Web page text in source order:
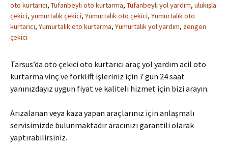
oto kurtarıcı, Tufanbeyli oto kurtarma, Tufanbeyli yol yardım, ulukışla
çekici, yumurtalık çekici, Yumurtalık oto çekici, Yumurtalık oto
kurtarıcı, Yumurtalık oto kurtarma, Yumurtalık yol yardım, zengen
çekici
Tarsus’da oto çekici oto kurtarıcı araç yol yardım acil oto
kurtarma vinç ve forklift işleriniz için 7 gün 24 saat
yanınızdayız uygun fiyat ve kaliteli hizmet için bizi arayın.
Arızalanan veya kaza yapan araçlarınız için anlaşmalı
servisimizde bulunmaktadır aracınızı garantili olarak
yaptırabilirsiniz.